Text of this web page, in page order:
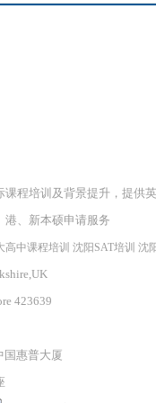
程培训及背景提升，提供
港、新本硕申请服务
高中课程培训 沈阳SAT培训 沈
423639
国惠普大厦